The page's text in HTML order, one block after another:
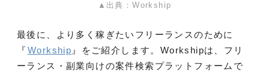
▲出典：Workship
最後に、より多く稼ぎたいフリーランスのために
『 Workship 』をご紹介します。Workshipは、フリ
ーランス・副業向けの案件検索プラットフォームで